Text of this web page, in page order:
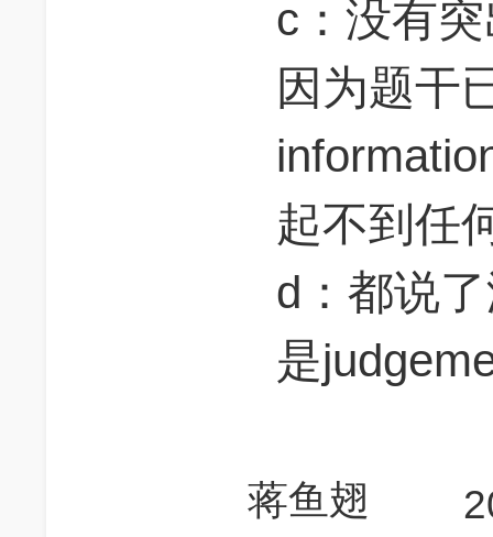
c：没有
因为题干
起不到任
d：都说
是
蒋鱼翅